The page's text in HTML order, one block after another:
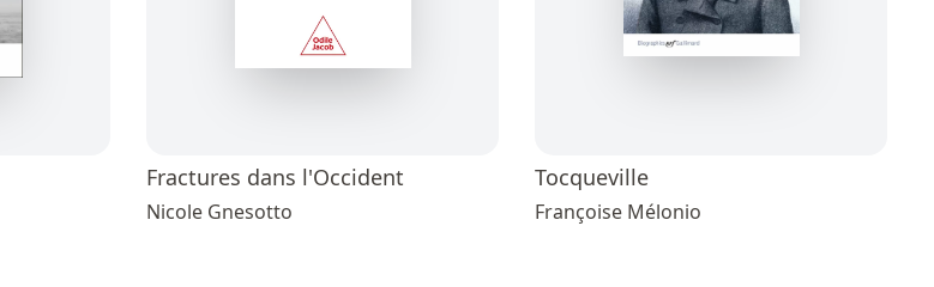
Fractures dans l'Occident
Nicole Gnesotto
Tocqueville
Françoise Mélonio